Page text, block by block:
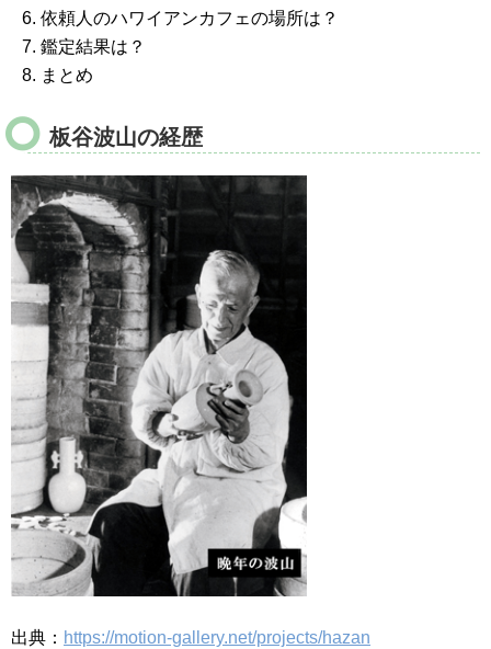
依頼人のハワイアンカフェの場所は？
鑑定結果は？
まとめ
板谷波山の経歴
出典： https://motion-gallery.net/projects/hazan